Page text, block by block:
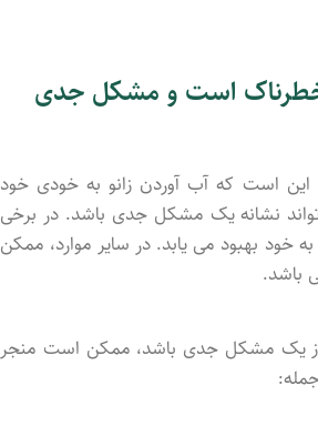
خطرناک است و مشکل جدی
این است که آب آوردن زانو به خودی خود
نشانه یک مشکل جدی باشد. در برخی
به خود بهبود می‌ یابد. در سایر موارد، ممکن
باشد.
از یک مشکل جدی باشد، ممکن است منجر